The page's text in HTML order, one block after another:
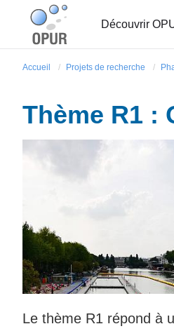
Découvrir
Accueil Projets de recherche
Thème R1 :
Le thème R1 répond à